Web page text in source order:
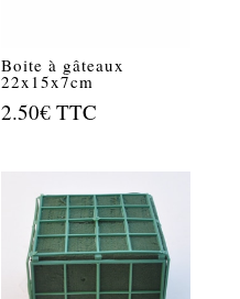
Boite à gâteaux
22x15x7cm
2.50€ TTC